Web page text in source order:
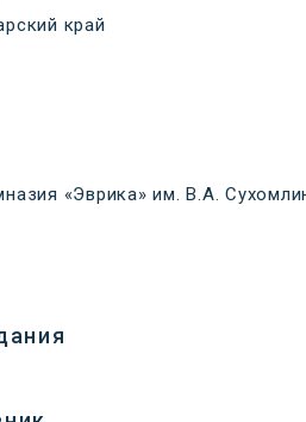
край
«Эврика» им. В.А.